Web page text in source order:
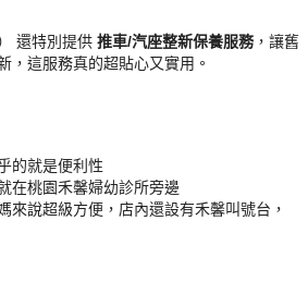
還特別提供 推車/汽座整新保養服務 ，讓舊
，這服務真的超貼心又實用。
的就是便利性
在桃園禾馨婦幼診所旁邊
來說超級方便，店內還設有禾馨叫號台，